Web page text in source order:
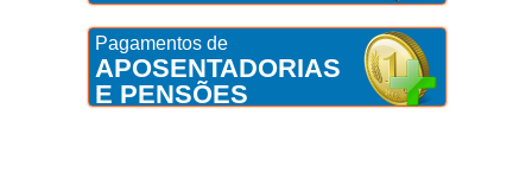
Pagamentos de
APOSENTADORIAS
E PENSÕES